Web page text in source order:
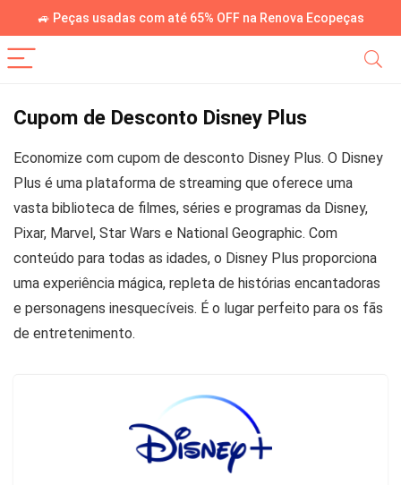
🚙 Peças usadas com até 65% OFF na Renova Ecopeças
Cupom de Desconto Disney Plus
Economize com cupom de desconto Disney Plus. O Disney
Plus é uma plataforma de streaming que oferece uma
vasta biblioteca de filmes, séries e programas da Disney,
Pixar, Marvel, Star Wars e National Geographic. Com
conteúdo para todas as idades, o Disney Plus proporciona
uma experiência mágica, repleta de histórias encantadoras
e personagens inesquecíveis. É o lugar perfeito para os fãs
de entretenimento.